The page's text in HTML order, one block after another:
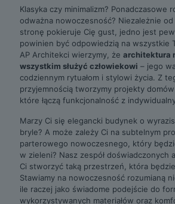
Klasyka czy minimalizm? Ponadczasowe
odważna nowoczesność? Niezależnie
stronę pokieruje Cię gust, jedno jest
powinien być odpowiedzią na wszystkie
AP Architekci wierzymy, że architektura
wszystkim służyć człowiekowi – jego
codziennym rytuałom i stylowi życia. Z
przyjemnością tworzymy projekty
które łączą funkcjonalność z
Marzy Ci się elegancki budynek o
bryle? A może zależy Ci na subtelnym
parterowego nowoczesnego, który
w zieleni? Nasz zespół doświadczonych
Ci stworzyć taką przestrzeń, która
Stawiamy na nowoczesność rozumianą
ile raczej jako świadome podejście do
wykorzystywanych materiałów oraz